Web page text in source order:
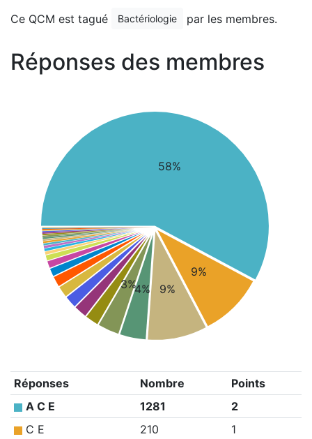
Ce QCM est tagué Bactériologie par les membres.
Réponses des membres
58%
9%
9%
4%
3%
Réponses Nombre
Points
A C E
1281
2
C E
210
1